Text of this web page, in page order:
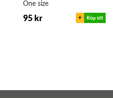
One size
95 kr + Köp till